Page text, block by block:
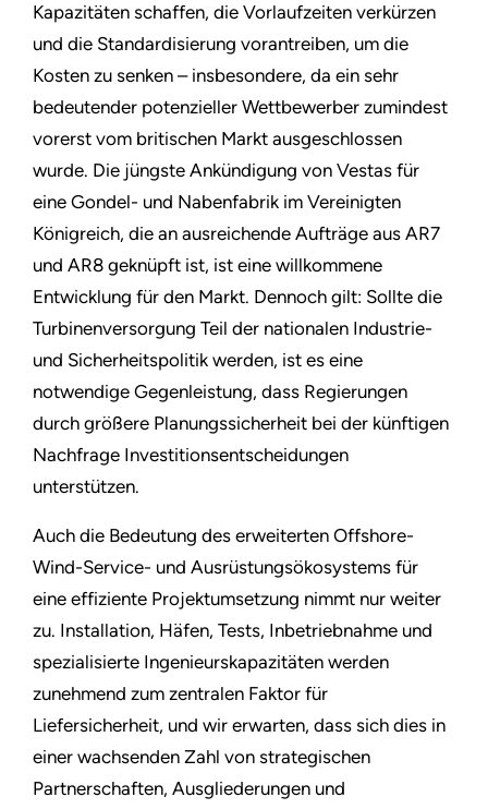
Kapazitäten schaffen, die Vorlaufzeiten verkürzen
und die Standardisierung vorantreiben, um die
Kosten zu senken – insbesondere, da ein sehr
bedeutender potenzieller Wettbewerber zumindest
vorerst vom britischen Markt ausgeschlossen
wurde. Die jüngste Ankündigung von Vestas für
eine Gondel- und Nabenfabrik im Vereinigten
Königreich, die an ausreichende Aufträge aus AR7
und AR8 geknüpft ist, ist eine willkommene
Entwicklung für den Markt. Dennoch gilt: Sollte die
Turbinenversorgung Teil der nationalen Industrie-
und Sicherheitspolitik werden, ist es eine
notwendige Gegenleistung, dass Regierungen
durch größere Planungssicherheit bei der künftigen
Nachfrage Investitionsentscheidungen
unterstützen.
Auch die Bedeutung des erweiterten Offshore-
Wind-Service- und Ausrüstungsökosystems für
eine effiziente Projektumsetzung nimmt nur weiter
zu. Installation, Häfen, Tests, Inbetriebnahme und
spezialisierte Ingenieurskapazitäten werden
zunehmend zum zentralen Faktor für
Liefersicherheit, und wir erwarten, dass sich dies in
einer wachsenden Zahl von strategischen
Partnerschaften, Ausgliederungen und